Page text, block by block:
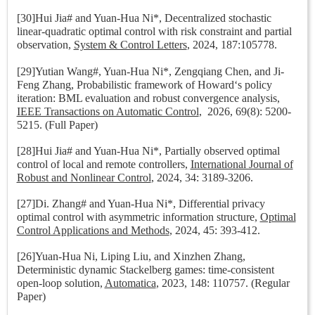
[30]Hui Jia# and Yuan-Hua Ni*, Decentralized stochastic
linear-quadratic optimal control with risk constraint and partial
observation, System & Control Letters, 2024, 187:105778.
[29]Yutian Wang#, Yuan-Hua Ni*, Zengqiang Chen, and Ji-
Feng Zhang, Probabilistic framework of Howard‘s policy
iteration: BML evaluation and robust convergence analysis,
IEEE Transactions on Automatic Control, 2026, 69(8): 5200-
5215. (Full Paper)
[28]Hui Jia# and Yuan-Hua Ni*, Partially observed optimal
control of local and remote controllers, International Journal of
Robust and Nonlinear Control, 2024, 34: 3189-3206.
[27]Di. Zhang# and Yuan-Hua Ni*, Differential privacy
optimal control with asymmetric information structure, Optimal
Control Applications and Methods, 2024, 45: 393-412.
[26]Yuan-Hua Ni, Liping Liu, and Xinzhen Zhang,
Deterministic dynamic Stackelberg games: time-consistent
open-loop solution, Automatica, 2023, 148: 110757. (Regular
Paper)